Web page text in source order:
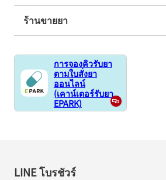
ร้านขายยา
การจองคิวรับยา
ตามใบสั่งยา
ออนไลน์
(เคาน์เตอร์รับยา
EPARK)
LINE โบรชัวร์